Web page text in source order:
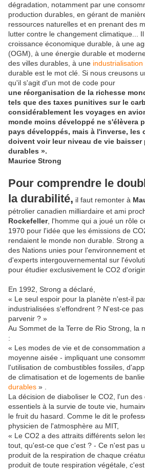
dégradation, notamment par une
production durables, en gérant de
ressources naturelles et en prenant des
lutter contre le changement climatique...
croissance économique durable, à une
(OGM), à une énergie durable et
des villes durables, à une
durable est le mot clé. Si nous creusons
qu'il s'agit d'un mot de code pour
une réorganisation de la richesse
tels que des taxes punitives sur le
considérablement les voyages en
monde moins développé ne s'élèvera
pays développés, mais à l'inverse, les
doivent voir leur niveau de vie baisser
durables ».
Maurice Strong
Pour comprendre le
la durabilité, il faut remonter à
pétrolier canadien milliardaire et ami
Rockefeller, l'homme qui a joué un rôle
1970 pour l'idée que les émissions de
rendaient le monde non durable. Strong
des Nations unies pour l'environnement
d'experts intergouvernemental sur
pour étudier exclusivement le CO2
En 1992, Strong a déclaré,
« Le seul espoir pour la planète n'est-il
industrialisées s'effondrent ? N'est-ce
parvenir ? »
Au Sommet de la Terre de Rio Strong, la
:
« Les modes de vie et de consommation
moyenne aisée - impliquant une
l'utilisation de combustibles fossiles,
de climatisation et de logements de
durables » .
La décision de diaboliser le CO2, l'un
essentiels à la survie de toute vie,
le fruit du hasard. Comme le dit le
physicien de l'atmosphère au MIT,
« Le CO2 a des attraits différents selon
tout, qu'est-ce que c'est ? - Ce n'est pas
produit de la respiration de chaque
produit de toute respiration végétale,